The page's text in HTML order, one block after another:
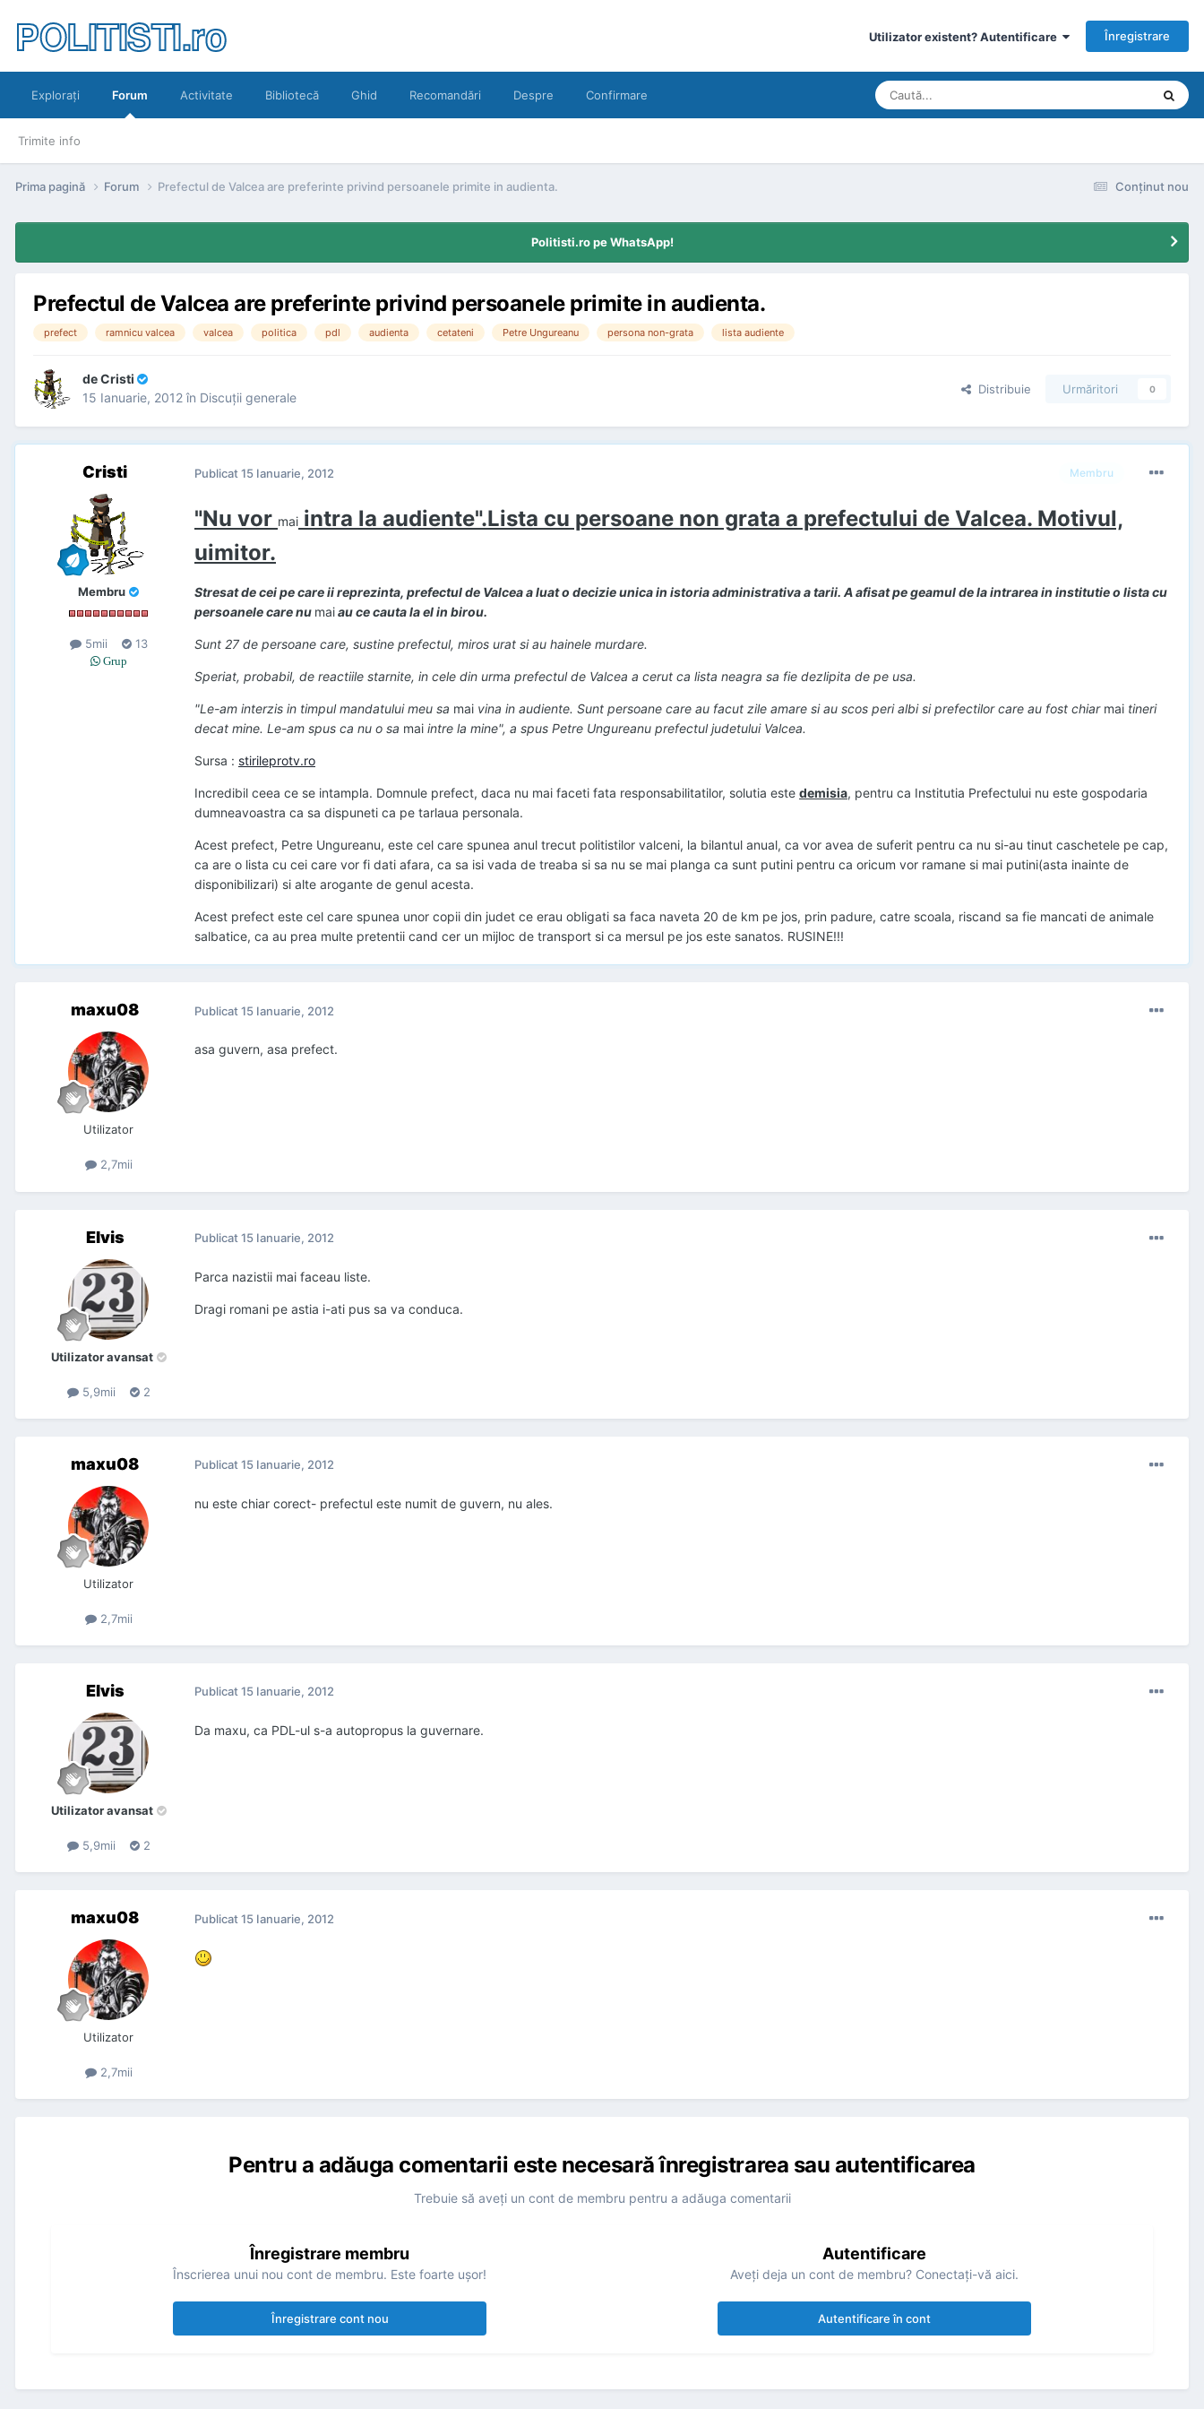
POLITISTI.ro Utilizator existent? Autentificare Înregistrare
Exploraţi Forum
Trimite info
Activitate Bibliotecă Ghid Recomandări Despre Confirmare
Conţinut nou
Prima pagină Forum Prefectul de Valcea are preferinte privind persoanele primite in audienta.
Politisti.ro pe WhatsApp!
Prefectul de Valcea are preferinte privind persoanele primite in audienta.
prefect ramnicu valcea valcea politica pdl audienta cetateni Petre Ungureanu persona non-grata lista audiente
deCristi
15 Ianuarie, 2012în Discuţii generale
Distribuie Urmăritori 0
Cristi
Membru
5mii 13
Grup
Membru
Publicat15 Ianuarie, 2012
"Nu vor mai intra la audiente".Lista cu persoane non grata a prefectului de Valcea. Motivul,
uimitor.
Stresat de cei pe care ii reprezinta, prefectul de Valcea a luat o decizie unica in istoria administrativa a tarii. A afisat pe geamul de la intrarea in institutie o lista cu
persoanele care nu maiau ce cauta la el in birou.
Sunt 27 de persoane care, sustine prefectul, miros urat si au hainele murdare.
Speriat, probabil, de reactiile starnite, in cele din urma prefectul de Valcea a cerut ca lista neagra sa fie dezlipita de pe usa.
"Le-am interzis in timpul mandatului meu sa mai vina in audiente. Sunt persoane care au facut zile amare si au scos peri albi si prefectilor care au fost chiar mai tineri
decat mine. Le-am spus ca nu o sa mai intre la mine", a spus Petre Ungureanu prefectul judetului Valcea.
Sursa : stirileprotv.ro
Incredibil ceea ce se intampla. Domnule prefect, daca nu mai faceti fata responsabilitatilor, solutia este demisia, pentru ca Institutia Prefectului nu este gospodaria
dumneavoastra ca sa dispuneti ca pe tarlaua personala.
Acest prefect, Petre Ungureanu, este cel care spunea anul trecut politistilor valceni, la bilantul anual, ca vor avea de suferit pentru ca nu si-au tinut caschetele pe cap,
ca are o lista cu cei care vor fi dati afara, ca sa isi vada de treaba si sa nu se mai planga ca sunt putini pentru ca oricum vor ramane si mai putini(asta inainte de
disponibilizari) si alte arogante de genul acesta.
Acest prefect este cel care spunea unor copii din judet ce erau obligati sa faca naveta 20 de km pe jos, prin padure, catre scoala, riscand sa fie mancati de animale
salbatice, ca au prea multe pretentii cand cer un mijloc de transport si ca mersul pe jos este sanatos. RUSINE!!!
maxu08
Utilizator
2,7mii
Publicat15 Ianuarie, 2012
asa guvern, asa prefect.
Elvis
Utilizator avansat
5,9mii 2
Publicat15 Ianuarie, 2012
Parca nazistii mai faceau liste.
Dragi romani pe astia i-ati pus sa va conduca.
maxu08
Utilizator
2,7mii
Publicat15 Ianuarie, 2012
nu este chiar corect- prefectul este numit de guvern, nu ales.
Elvis
Utilizator avansat
5,9mii 2
Publicat15 Ianuarie, 2012
Da maxu, ca PDL-ul s-a autopropus la guvernare.
maxu08
Utilizator
2,7mii
Publicat15 Ianuarie, 2012
Pentru a adăuga comentarii este necesară înregistrarea sau autentificarea
Trebuie să aveţi un cont de membru pentru a adăuga comentarii
Înregistrare membru
Înscrierea unui nou cont de membru. Este foarte uşor!
Înregistrare cont nou
Autentificare
Aveţi deja un cont de membru? Conectaţi-vă aici.
Autentificare în cont